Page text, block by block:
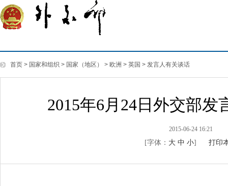
首页 > 国家和组织 > 国家（地区） > 欧洲 > 英国 > 发言人有关谈话
2015年6月24日外交部
2015-06-24 16:21
[字体： 大 中 小] 打印